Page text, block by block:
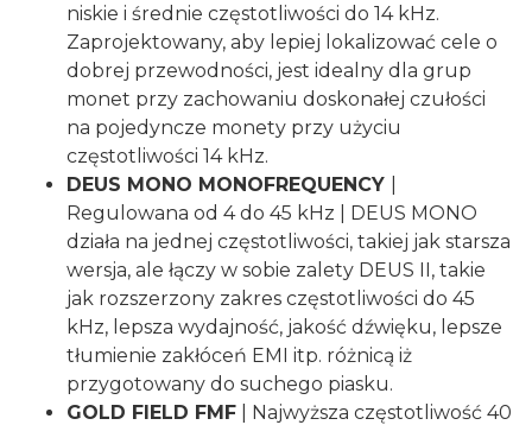
niskie i średnie częstotliwości do 14 kHz.
Zaprojektowany, aby lepiej lokalizować cele o
dobrej przewodności, jest idealny dla grup
monet przy zachowaniu doskonałej czułości
na pojedyncze monety przy użyciu
częstotliwości 14 kHz.
DEUS MONO MONOFREQUENCY
Regulowana od 4 do 45 kHz | DEUS MONO
działa na jednej częstotliwości, takiej jak starsza
wersja, ale łączy w sobie zalety DEUS II, takie
jak rozszerzony zakres częstotliwości do 45
kHz, lepsza wydajność, jakość dźwięku, lepsze
tłumienie zakłóceń EMI itp. różnicą iż
przygotowany do suchego piasku.
GOLD FIELD FMF | Najwyższa częstotliwość 40